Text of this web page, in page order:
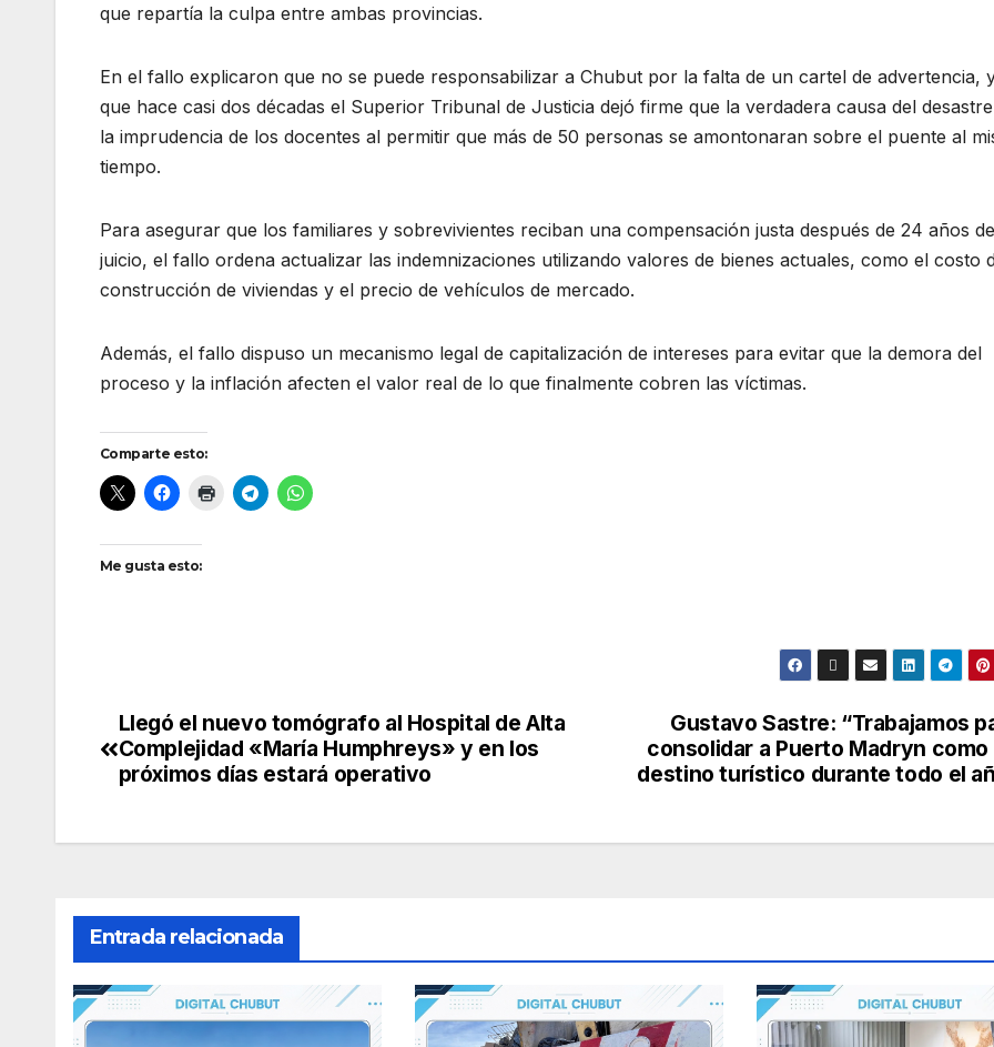
que repartía la culpa entre ambas provincias.
En el fallo explicaron que no se puede responsabilizar a Chubut por la falta de un cartel de advertencia,
que hace casi dos décadas el Superior Tribunal de Justicia dejó firme que la verdadera causa del
la imprudencia de los docentes al permitir que más de 50 personas se amontonaran sobre el puente al
tiempo.
Para asegurar que los familiares y sobrevivientes reciban una compensación justa después de 24 años de
juicio, el fallo ordena actualizar las indemnizaciones utilizando valores de bienes actuales, como el costo
construcción de viviendas y el precio de vehículos de mercado.
Además, el fallo dispuso un mecanismo legal de capitalización de intereses para evitar que la demora del
proceso y la inflación afecten el valor real de lo que finalmente cobren las víctimas.
Comparte esto:
Me gusta esto:
Navegación
de
Gustavo Sastre: “Trabajamos
consolidar a Puerto Madryn como
destino turístico durante todo el
Llegó el nuevo tomógrafo al Hospital de Alta
Complejidad «María Humphreys» y en los
próximos días estará operativo
Entrada relacionada